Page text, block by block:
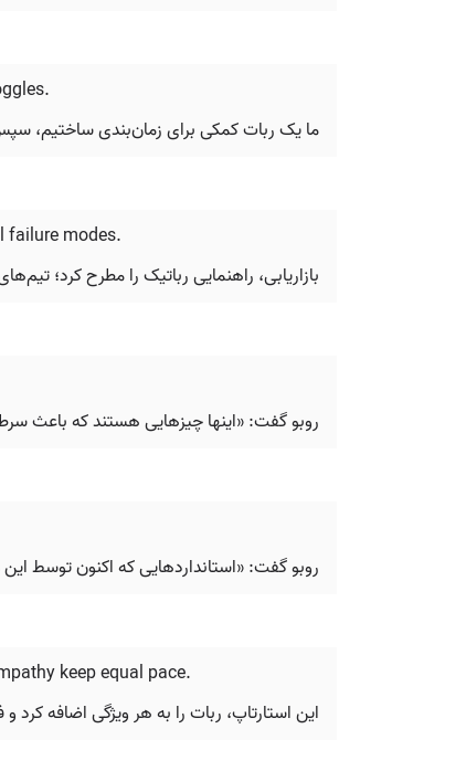
ما یک ربات کمکی برای زمان‌بندی ساختیم،
failure modes.
بازاریابی، راهنمایی رباتیک را مطرح کرد؛
روبو گفت: «اینها چیزهایی هستند که باعث
روبو گفت: «استانداردهایی که اکنون توسط
keep equal pace.
این استارتاپ، ربات را به هر ویژگی اضافه